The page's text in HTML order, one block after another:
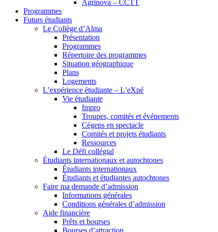
Agrinova – CCTT
Programmes
Futurs étudiants
Le Collège d’Alma
Présentation
Programmes
Répertoire des programmes
Situation géographique
Plans
Logements
L’expérience étudiante – L’eXpé
Vie étudiante
Impro
Troupes, comités et événements
Cégeps en spectacle
Comités et projets étudiants
Ressources
Le Défi collégial
Étudiants internationaux et autochtones
Étudiants internationaux
Étudiants et étudiantes autochtones
Faire ma demande d’admission
Informations générales
Conditions générales d’admission
Aide financière
Prêts et bourses
Bourses d’attraction